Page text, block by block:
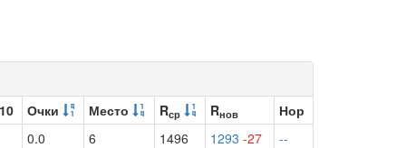
Очки Место Rср Rнов
Нор
0.0 6 1496 1293 -27
--